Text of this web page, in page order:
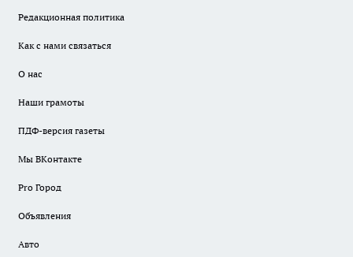
Редакционная политика
Как с нами связаться
О нас
Наши грамоты
ПДФ-версия газеты
Мы ВКонтакте
Pro Город
Объявления
Авто